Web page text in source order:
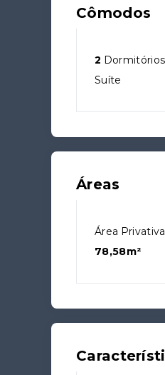
Cômodos
2
Suíte
Áreas
Área
78,58m²